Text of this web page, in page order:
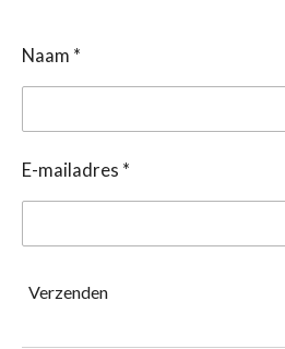
Naam *
E-mailadres *
Verzenden